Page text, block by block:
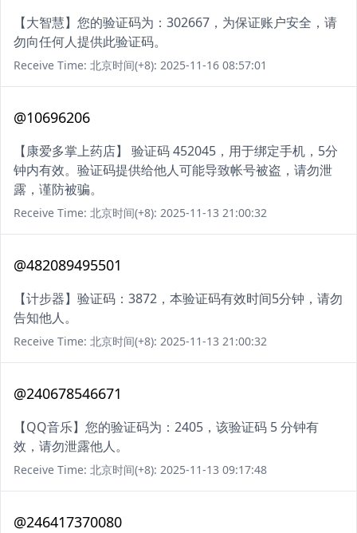
【大智慧】您的验证码为：302667，为保证账户安全，请
勿向任何人提供此验证码。
Receive Time: 北京时间(+8): 2025-11-16 08:57:01
@10696206
【康爱多掌上药店】 验证码 452045，用于绑定手机，5分
钟内有效。验证码提供给他人可能导致帐号被盗，请勿泄
露，谨防被骗。
Receive Time: 北京时间(+8): 2025-11-13 21:00:32
@482089495501
【计步器】验证码：3872，本验证码有效时间5分钟，请勿
告知他人。
Receive Time: 北京时间(+8): 2025-11-13 21:00:32
@240678546671
【QQ音乐】您的验证码为：2405，该验证码 5 分钟有
效，请勿泄露他人。
Receive Time: 北京时间(+8): 2025-11-13 09:17:48
@246417370080